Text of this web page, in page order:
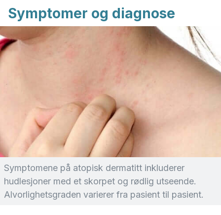
Symptomer og diagnose
Symptomene på atopisk dermatitt inkluderer
hudlesjoner med et skorpet og rødlig utseende.
Alvorlighetsgraden varierer fra pasient til pasient.